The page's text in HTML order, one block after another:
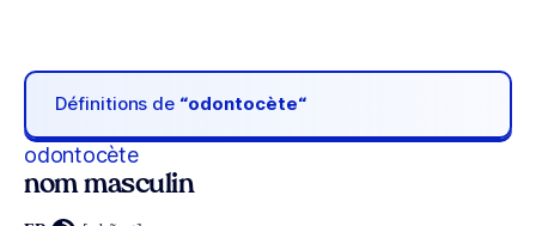
Définitions de “odontocète“
odontocète
nom masculin